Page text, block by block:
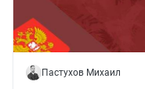
Пастухов Михаил